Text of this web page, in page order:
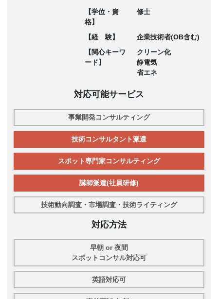
【学位・資
格】
修士
【経 験】
企業技術者(OB含む)
【関心キーワ
ード】
クリーン化
静電気
省エネ
対応可能サービス
事業開発コンサルティング
技術コンサルタント派遣
スポット専門家コンサルティング
講師派遣(社員研修)
技術動向調査・市場調査・技術ライティング
対応方法
早朝 or 夜間
スポットコンサル対応可
英語対応可